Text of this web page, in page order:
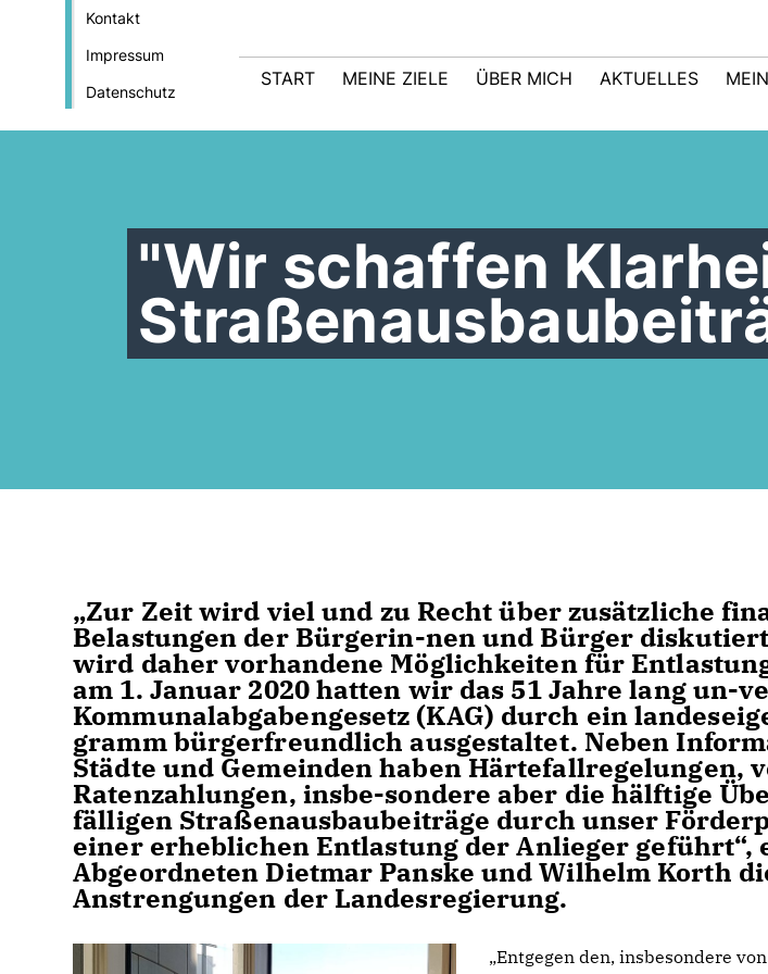
Kontakt
Impressum
Datenschutz
START MEINE ZIELE ÜBER MICH AKTUELLES
"Wir schaffen
Zur Zeit wird viel und zu Recht über zusätzliche
Belastungen der Bürgerin-nen und Bürger
wird daher vorhandene Möglichkeiten für
am 1. Januar 2020 hatten wir das 51 Jahre lang un-
Kommunalabgabengesetz (KAG) durch ein
gramm bürgerfreundlich ausgestaltet. Neben
Städte und Gemeinden haben Härtefallregelungen,
Ratenzahlungen, insbe-sondere aber die hälftige
fälligen Straßenausbaubeiträge durch unser
einer erheblichen Entlastung der Anlieger geführt“,
Abgeordneten Dietmar Panske und Wilhelm Korth
Anstrengungen der Landesregierung.
Entgegen den, insbesondere